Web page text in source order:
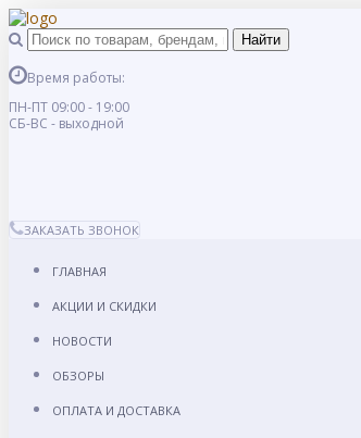
Время работы:
ПН-ПТ 09:00 - 19:00
СБ-ВС - выходной
ЗАКАЗАТЬ ЗВОНОК
ГЛАВНАЯ
АКЦИИ И СКИДКИ
НОВОСТИ
ОБЗОРЫ
ОПЛАТА И ДОСТАВКА